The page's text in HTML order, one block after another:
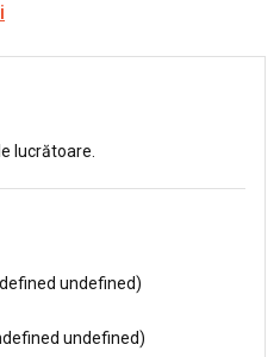
lucrătoare.
undefined)
undefined)